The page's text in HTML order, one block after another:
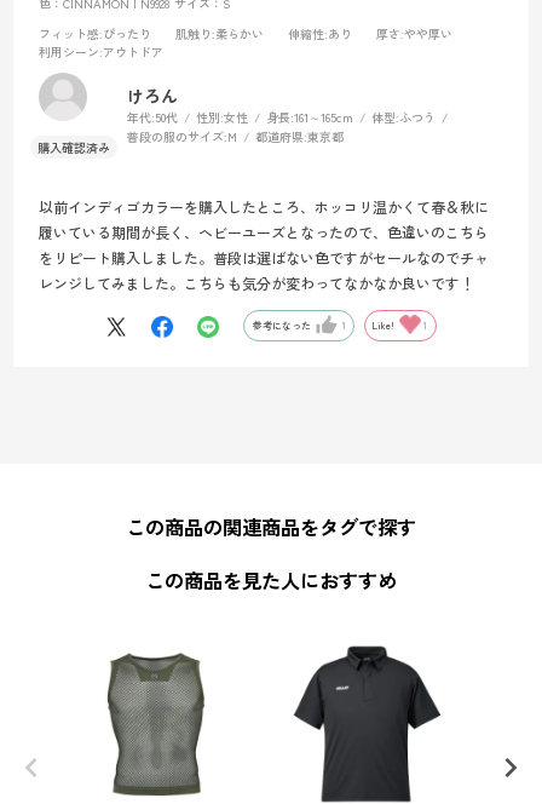
フィット感:ぴったり 肌触り :柔らかい 伸縮性:あり 厚さ:やや厚い
利用シーン:アウトドア
けろん
年代:50代 性別:女性 身長:161～165cm 体型:ふつう
普段の服のサイズ:M 都道府県:東京都
以前インディゴカラーを購入したところ、ホッコリ温かくて春＆秋に
履いている期間が長く、ヘビーユーズとなったので、色違いのこちら
をリピート購入しました。普段は選ばない色ですがセールなのでチャ
レンジしてみました。こちらも気分が変わってなかなか良いです！
参考になった 1 Like! 1
この商品の関連商品をタグで探す
この商品を見た人におすすめ